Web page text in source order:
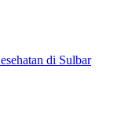
di Sulbar